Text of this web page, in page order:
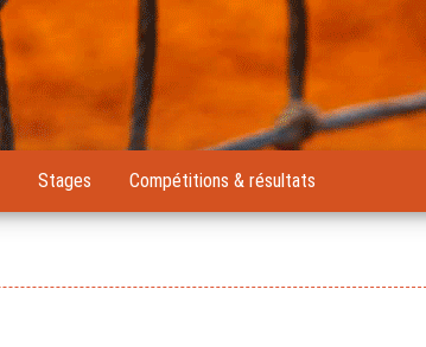
Stages Compétitions & résultats